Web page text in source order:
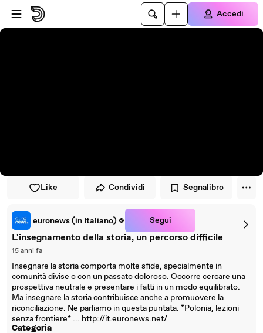
Vai al lettore
Passa al contenuto principale
Accedi
Like Condividi Segnalibro
euronews (in Italiano) Segui
L'insegnamento della storia, un percorso difficile
15 anni fa
Insegnare la storia comporta molte sfide, specialmente in
comunità divise o con un passato doloroso. Occorre cercare una
prospettiva neutrale e presentare i fatti in un modo equilibrato.
Ma insegnare la storia contribuisce anche a promuovere la
riconciliazione. Ne parliamo in questa puntata. *Polonia, lezioni
senza frontiere* ... http://it.euronews.net/
Categoria